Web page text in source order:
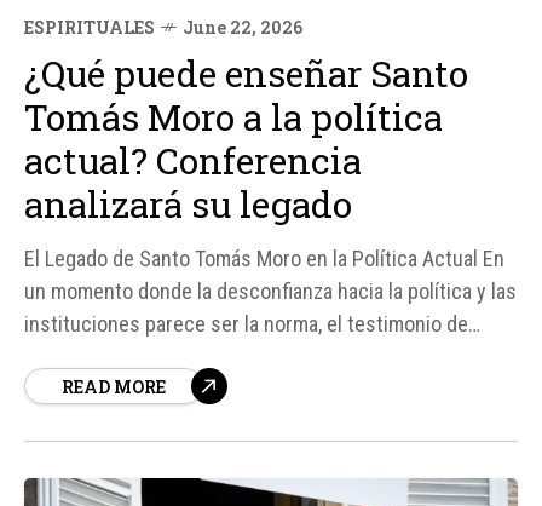
ESPIRITUALES June 22, 2026
¿Qué puede enseñar Santo
Tomás Moro a la política
actual? Conferencia
analizará su legado
El Legado de Santo Tomás Moro en la Política Actual En
un momento donde la desconfianza hacia la política y las
instituciones parece ser la norma, el testimonio de
quienes buscan trabajar por el bien común sin
READ MORE